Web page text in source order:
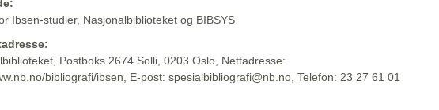
Ibsen-studier, Nasjonalbiblioteket og BIBSYS
Postboks 2674 Solli, 0203 Oslo, Nettadresse:
bibliografi/ibsen, E-post: spesialbibliografi@nb.no, Telefon: 23 27 61 01